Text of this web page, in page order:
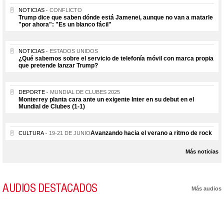
NOTICIAS CONFLICTO
Trump dice que saben dónde está Jamenei, aunque no van a matarle
"por ahora": "Es un blanco fácil"
NOTICIAS ESTADOS UNIDOS
¿Qué sabemos sobre el servicio de telefonía móvil con marca propia
que pretende lanzar Trump?
DEPORTE MUNDIAL DE CLUBES 2025
Monterrey planta cara ante un exigente Inter en su debut en el
Mundial de Clubes (1-1)
CULTURA 19-21 DE JUNIOAvanzando hacia el verano a ritmo de rock
Más noticias
AUDIOS DESTACADOS Más audios